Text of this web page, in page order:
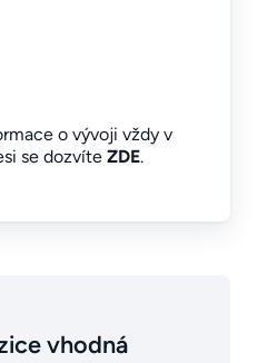
o vývoji vždy v
se dozvíte ZDE.
vhodná